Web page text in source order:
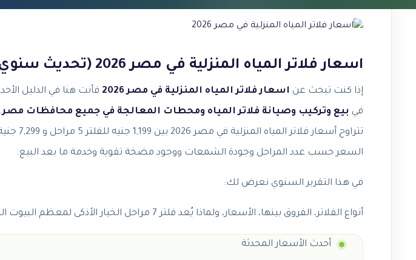
اسعار فلاتر المياه المنزلية في مصر 2026 (تحديث سنوي شامل)
إذا كنت تبحث عن اسعار فلاتر المياه المنزلية في مصر 2026
في بيع وتركيب وصيانة فلاتر المياه ومحطات المعالجة في جميع محافظات مصر.
السعر حسب عدد المراحل وجودة الشمعات ووجود مضخة تقوية وخدمة ما بعد البيع.
في هذا التقرير السنوي نعرض لك:
أنواع الفلاتر، الفروق بينها، الأسعار، ولماذا يُعد فلتر 7 مراحل الخيار الأذكى لمعظم البيوت المصرية.
أحدث الأسعار المحدثة